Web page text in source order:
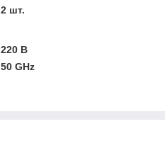
2 шт.
220 В
50 GHz